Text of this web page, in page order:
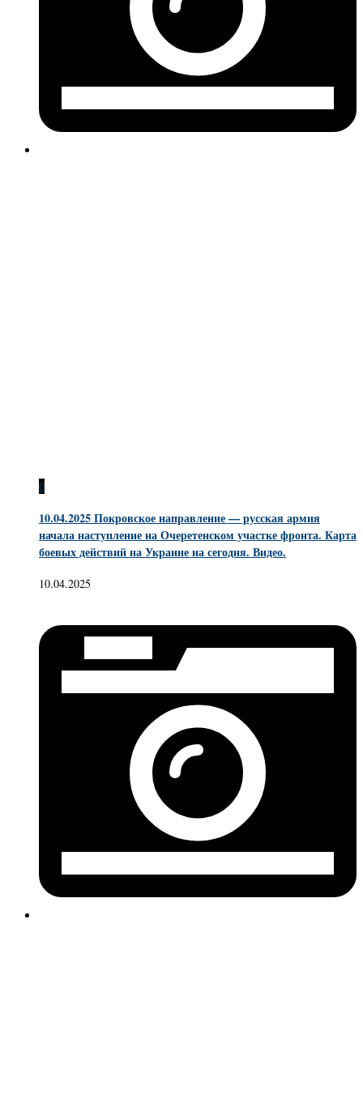
0
10.04.2025 Покровское направление — русская армия
начала наступление на Очеретенском участке фронта. Карта
боевых действий на Украине на сегодня. Видео.
10.04.2025